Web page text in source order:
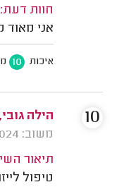
חוות דעת:
אני מאוד
איכות 10
הילה
משוב: 05/09/2024
תיאור
טיפול
10